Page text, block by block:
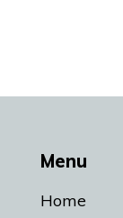
Menu
Home